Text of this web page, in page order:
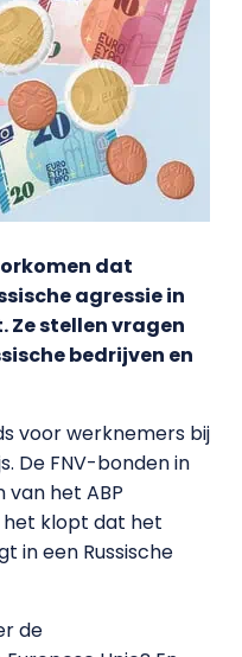
dat
agressie in
Ze stellen vragen
bedrijven en
voor werknemers bij
De FNV-bonden in
het ABP
klopt dat het
in een Russische
de